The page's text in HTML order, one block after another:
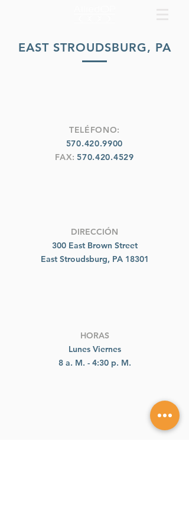
EAST STROUDSBURG, PA
TELÉFONO:
570.420.9900
FAX: 570.420.4529
DIRECCIÓN
300 East Brown Street
East Stroudsburg, PA 18301
HORAS
Lunes Viernes
8 a. M. - 4:30 p. M.